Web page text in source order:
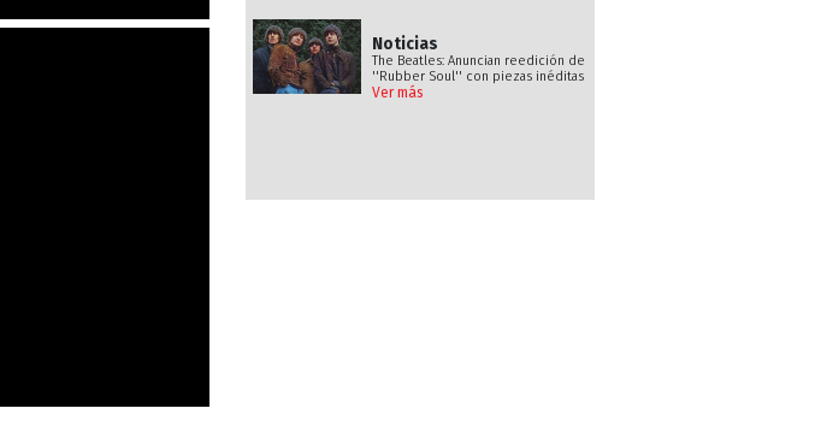
Noticias
The Beatles: Anuncian reedición de
''Rubber Soul'' con piezas inéditas
Ver más